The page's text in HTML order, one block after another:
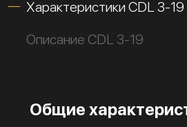
Характеристики CDL 3-19
Описание CDL 3-19
Общие